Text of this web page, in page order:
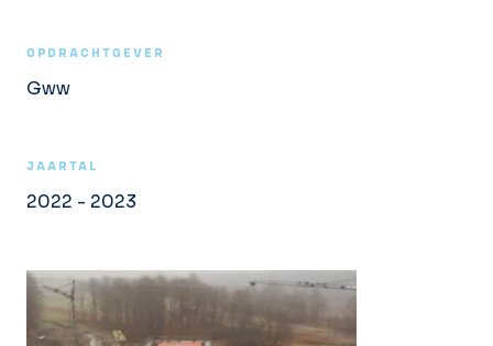
OPDRACHTGEVER
Gww
JAARTAL
2022 - 2023